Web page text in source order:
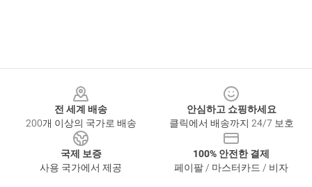
전 세계 배송
200개 이상의 국가로 배송
안심하고 쇼핑하세요
클릭에서 배송까지 24/7 보호
국제 보증
사용 국가에서 제공
100% 안전한 결제
페이팔 / 마스터카드 / 비자